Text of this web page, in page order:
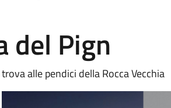
del Pign
alle pendici della Rocca Vecchia